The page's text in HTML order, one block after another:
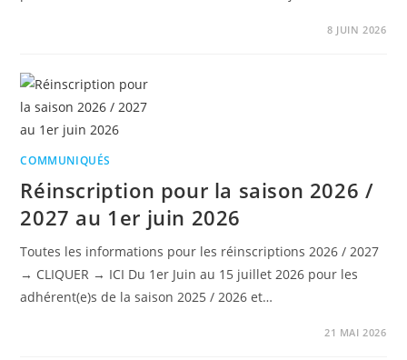
8 JUIN 2026
COMMUNIQUÉS
Réinscription pour la saison 2026 /
2027 au 1er juin 2026
Toutes les informations pour les réinscriptions 2026 / 2027
→ CLIQUER → ICI Du 1er Juin au 15 juillet 2026 pour les
adhérent(e)s de la saison 2025 / 2026 et…
21 MAI 2026